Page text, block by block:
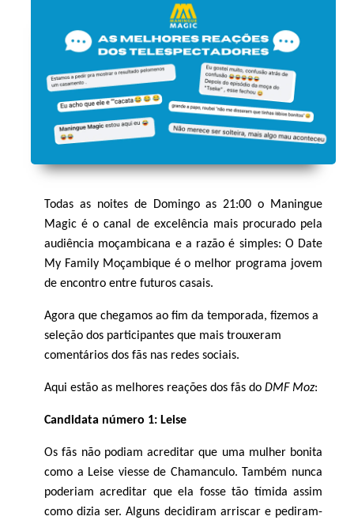
Todas as noites de Domingo as 21:00 o Maningue
Magic é o canal de excelência mais procurado pela
audiência moçambicana e a razão é simples: O Date
My Family Moçambique é o melhor programa jovem
de encontro entre futuros casais.
Agora que chegamos ao fim da temporada, fizemos a
seleção dos participantes que mais trouxeram
comentários dos fãs nas redes sociais.
Aqui estão as melhores reações dos fãs do DMF Moz:
Candidata número 1: Leise
Os fãs não podiam acreditar que uma mulher bonita
como a Leise viesse de Chamanculo. Também nunca
poderiam acreditar que ela fosse tão tímida assim
como dizia ser. Alguns decidiram arriscar e pediram-